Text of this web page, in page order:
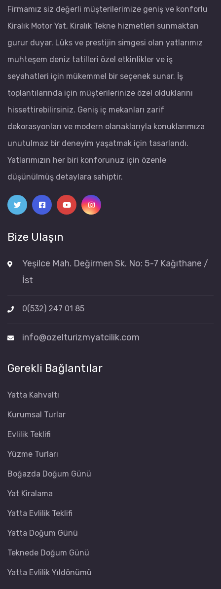
Firmamız siz değerli müşterilerimize geniş ve konforlu
Kiralık Motor Yat, Kiralık Tekne hizmetleri sunmaktan
gurur duyar. Lüks ve prestijin simgesi olan yatlarımız
muhteşem deniz tatilleri özel etkinlikler ve iş
seyahatleri için mükemmel bir seçenek sunar. İş
toplantılarında için müşterilerinize özel olduklarını
hissettirebilirsiniz. Geniş iç mekanları zarif
dekorasyonları ve modern olanaklarıyla konuklarımıza
unutulmaz bir deneyim yaşatmak için tasarlandı.
Yatlarımızın her biri konforunuz için özenle
düşünülmüş detaylara sahiptir.
Bize Ulaşın
Yeşilce Mah. Değirmen Sk. No: 5-7 Kağıthane /
İst
0(532) 247 01 85
info@ozelturizmyatcilik.com
Gerekli Bağlantılar
Yatta Kahvaltı
Kurumsal Turlar
Evlilik Teklifi
Yüzme Turları
Boğazda Doğum Günü
Yat Kiralama
Yatta Evlilik Teklifi
Yatta Doğum Günü
Teknede Doğum Günü
Yatta Evlilik Yıldönümü